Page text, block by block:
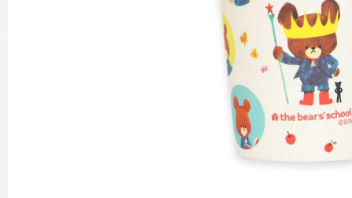
ミュージカル・コンサート
おたのしみコンテンツ(クイズ・
チア ジャッキーズ！